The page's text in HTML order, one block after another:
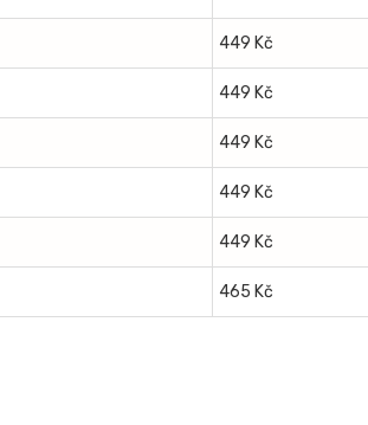
449 Kč
449 Kč
449 Kč
449 Kč
449 Kč
465 Kč